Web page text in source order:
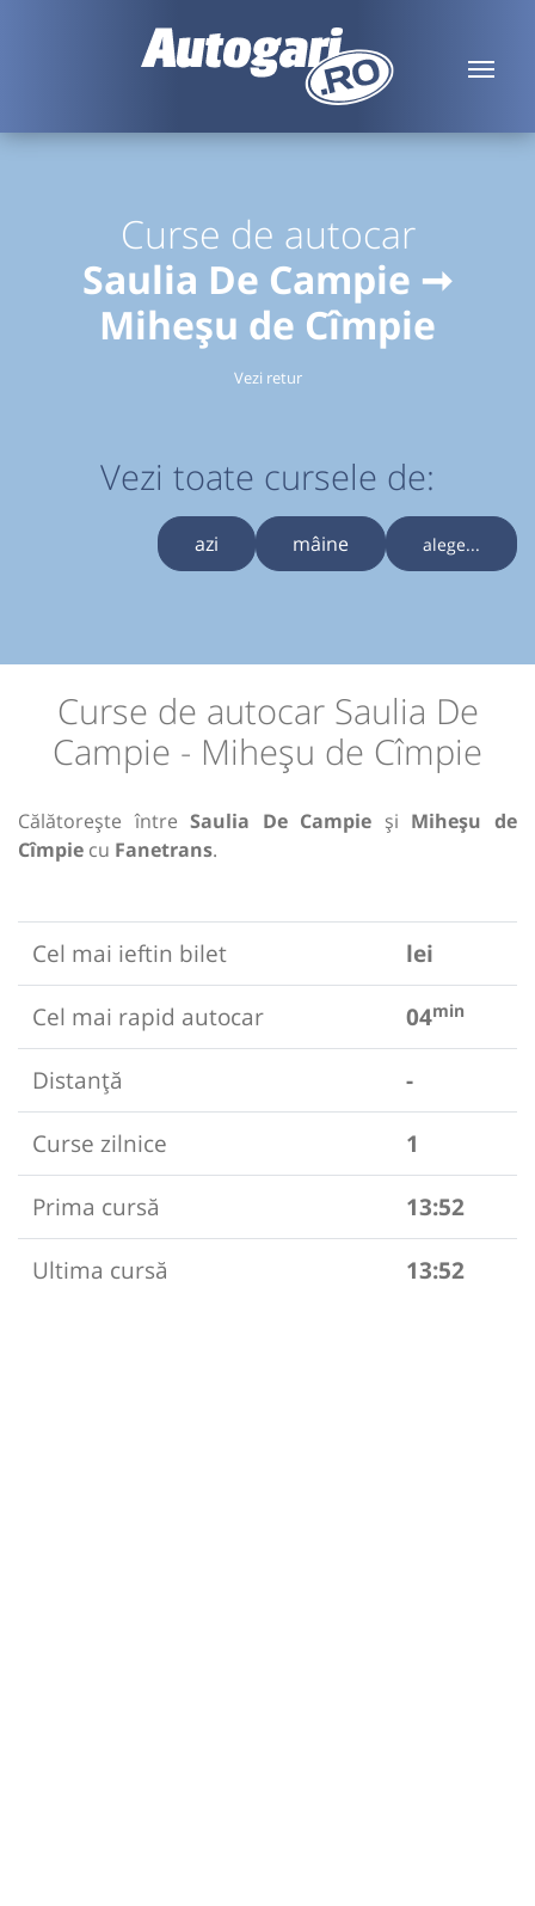
Curse de autocar
Saulia De Campie ➞
Miheșu de Cîmpie
Vezi retur
Vezi toate cursele de:
azi mâine alege...
Curse de autocar Saulia De
Campie - Miheșu de Cîmpie
Călătorește întreSaulia De Campie și Miheșu de
Cîmpie cu Fanetrans.
Cel mai ieftin bilet
lei
Cel mai rapid autocar
04min
Distanță
-
Curse zilnice
1
Prima cursă
13:52
Ultima cursă
13:52